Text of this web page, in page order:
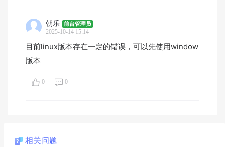
朝乐 前台管理员
2025-10-14 15:14
目前linux版本存在一定的错误，可以先使用window
版本
0 0
相关问题